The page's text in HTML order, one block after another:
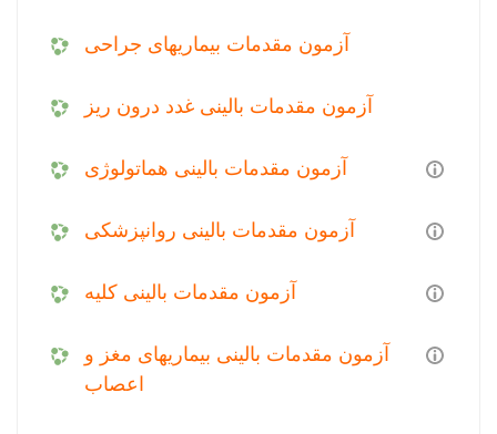
آزمون مقدمات بیماریهای جراحی
آزمون مقدمات بالینی غدد درون ریز
آزمون مقدمات بالینی هماتولوژی
آزمون مقدمات بالینی روانپزشکی
آزمون مقدمات بالینی کلیه
آزمون مقدمات بالینی بیماریهای مغز و
اعصاب